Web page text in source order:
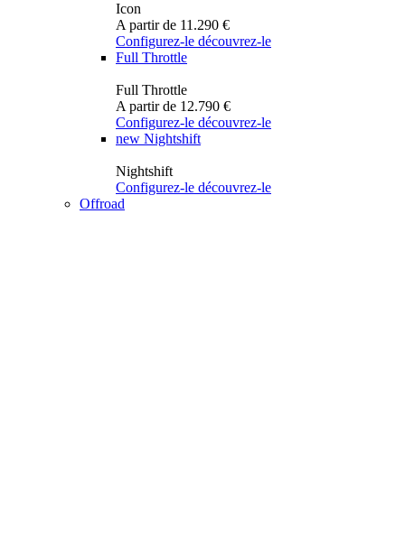
Icon
A partir de 11.290 €
Configurez-le découvrez-le
Full Throttle
Full Throttle
A partir de 12.790 €
Configurez-le découvrez-le
new Nightshift
Nightshift
Configurez-le découvrez-le
Offroad